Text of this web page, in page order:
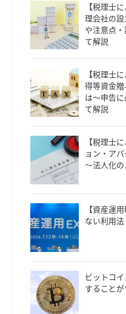
【税理士
理会社の
や注意点
て解説
【税理士
得等資金
は～申告
て解説
【税理士
ョン・ア
～法人化の
【資産運
ない利用法
ビットコ
することが